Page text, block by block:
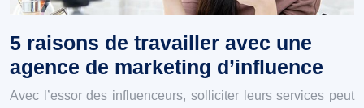
5 raisons de travailler avec une
agence de marketing d’influence
Avec l’essor des influenceurs, solliciter leurs services peut